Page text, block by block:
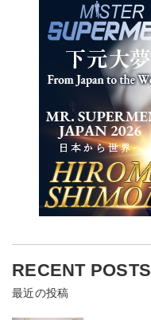
RECENT POSTS
最近の投稿